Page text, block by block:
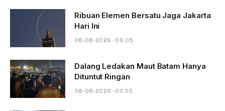
Ribuan Elemen Bersatu Jaga Jakarta
Hari Ini
08-08-2026 - 06.05
Dalang Ledakan Maut Batam Hanya
Dituntut Ringan
08-08-2026 - 03.05